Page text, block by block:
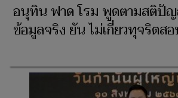
อนุทิน ฟาด โรม พูดตามสติปั
ข้อมูลจริง ยัน ไม่เกี่ยวทุจริตส